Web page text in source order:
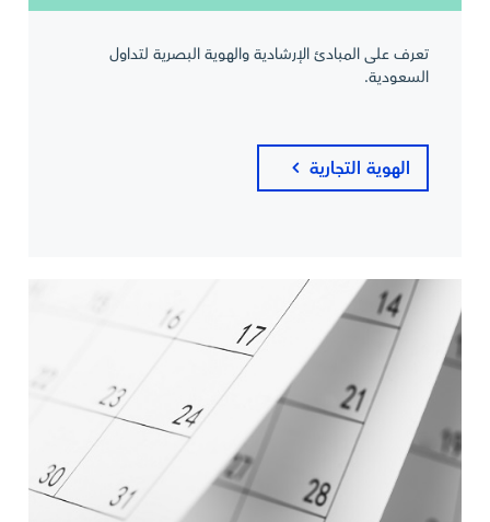
تعرف على المبادئ الإرشادية والهوية البصرية لتداول
السعودية.
الهوية التجارية